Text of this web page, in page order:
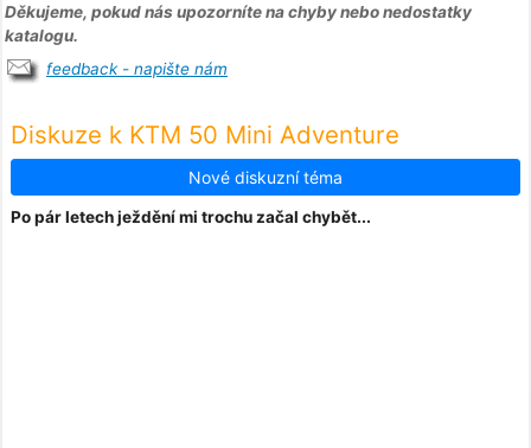
Děkujeme, pokud nás upozorníte na chyby nebo nedostatky
katalogu.
feedback - napište nám
Diskuze k KTM 50 Mini Adventure
Nové diskuzní téma
Po pár letech ježdění mi trochu začal chybět...